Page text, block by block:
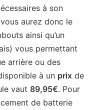
à son
aurez donc le
ainsi qu’un
vous permettant
arrière ou des
à un prix de
vaut 89,95€. Pour
de batterie